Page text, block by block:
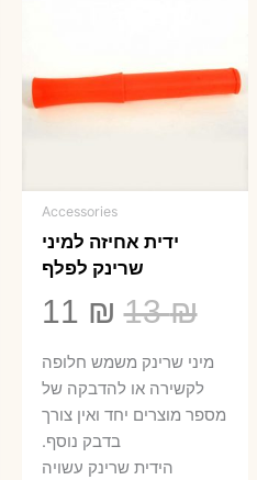
Accessories
ידית אחיזה למיני
שרינק לפלף
13₪
המחיר
המקורי
היה:
13 ₪.
11 ₪
הוא:
​מיני שרינק משמש חלופה
לקשירה או להדבקה של
מספר מוצרים יחד ואין צורך
בדבק נוסף.
הידית שרינק עשויה